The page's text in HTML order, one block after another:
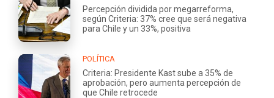
Percepción dividida por megarreforma,
según Criteria: 37% cree que será negativa
para Chile y un 33%, positiva
POLÍTICA
Criteria: Presidente Kast sube a 35% de
aprobación, pero aumenta percepción de
que Chile retrocede